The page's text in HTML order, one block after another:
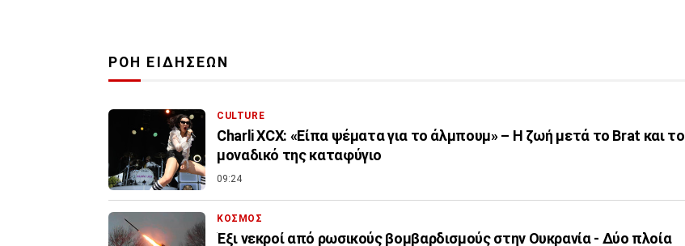
ΡΟΗ ΕΙΔΗΣΕΩΝ
CULTURE
Charli XCX: «Είπα ψέματα για το άλμπουμ» – Η ζωή μετά το Brat και το
μοναδικό της καταφύγιο
09:24
ΚΟΣΜΟΣ
Έξι νεκροί από ρωσικούς βομβαρδισμούς στην Ουκρανία - Δύο πλοία